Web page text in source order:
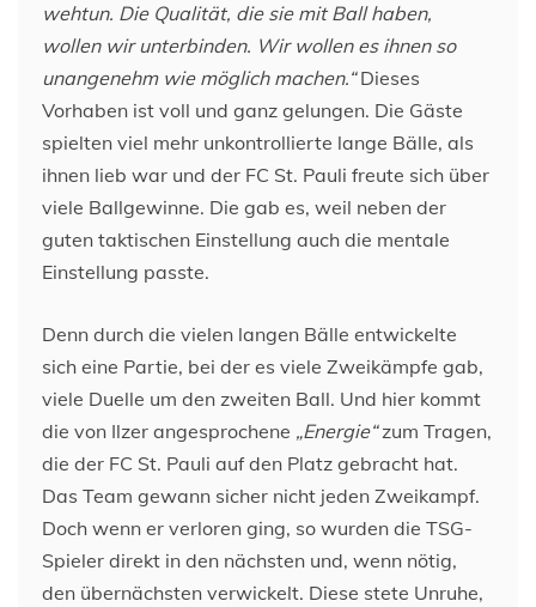
wehtun. Die Qualität, die sie mit Ball haben,
wollen wir unterbinden. Wir wollen es ihnen so
unangenehm wie möglich machen.“Dieses
Vorhaben ist voll und ganz gelungen. Die Gäste
spielten viel mehr unkontrollierte lange Bälle, als
ihnen lieb war und der FC St. Pauli freute sich über
viele Ballgewinne. Die gab es, weil neben der
guten taktischen Einstellung auch die mentale
Einstellung passte.
Denn durch die vielen langen Bälle entwickelte
sich eine Partie, bei der es viele Zweikämpfe gab,
viele Duelle um den zweiten Ball. Und hier kommt
die von Ilzer angesprochene „Energie“zum Tragen,
die der FC St. Pauli auf den Platz gebracht hat.
Das Team gewann sicher nicht jeden Zweikampf.
Doch wenn er verloren ging, so wurden die TSG-
Spieler direkt in den nächsten und, wenn nötig,
den übernächsten verwickelt. Diese stete Unruhe,